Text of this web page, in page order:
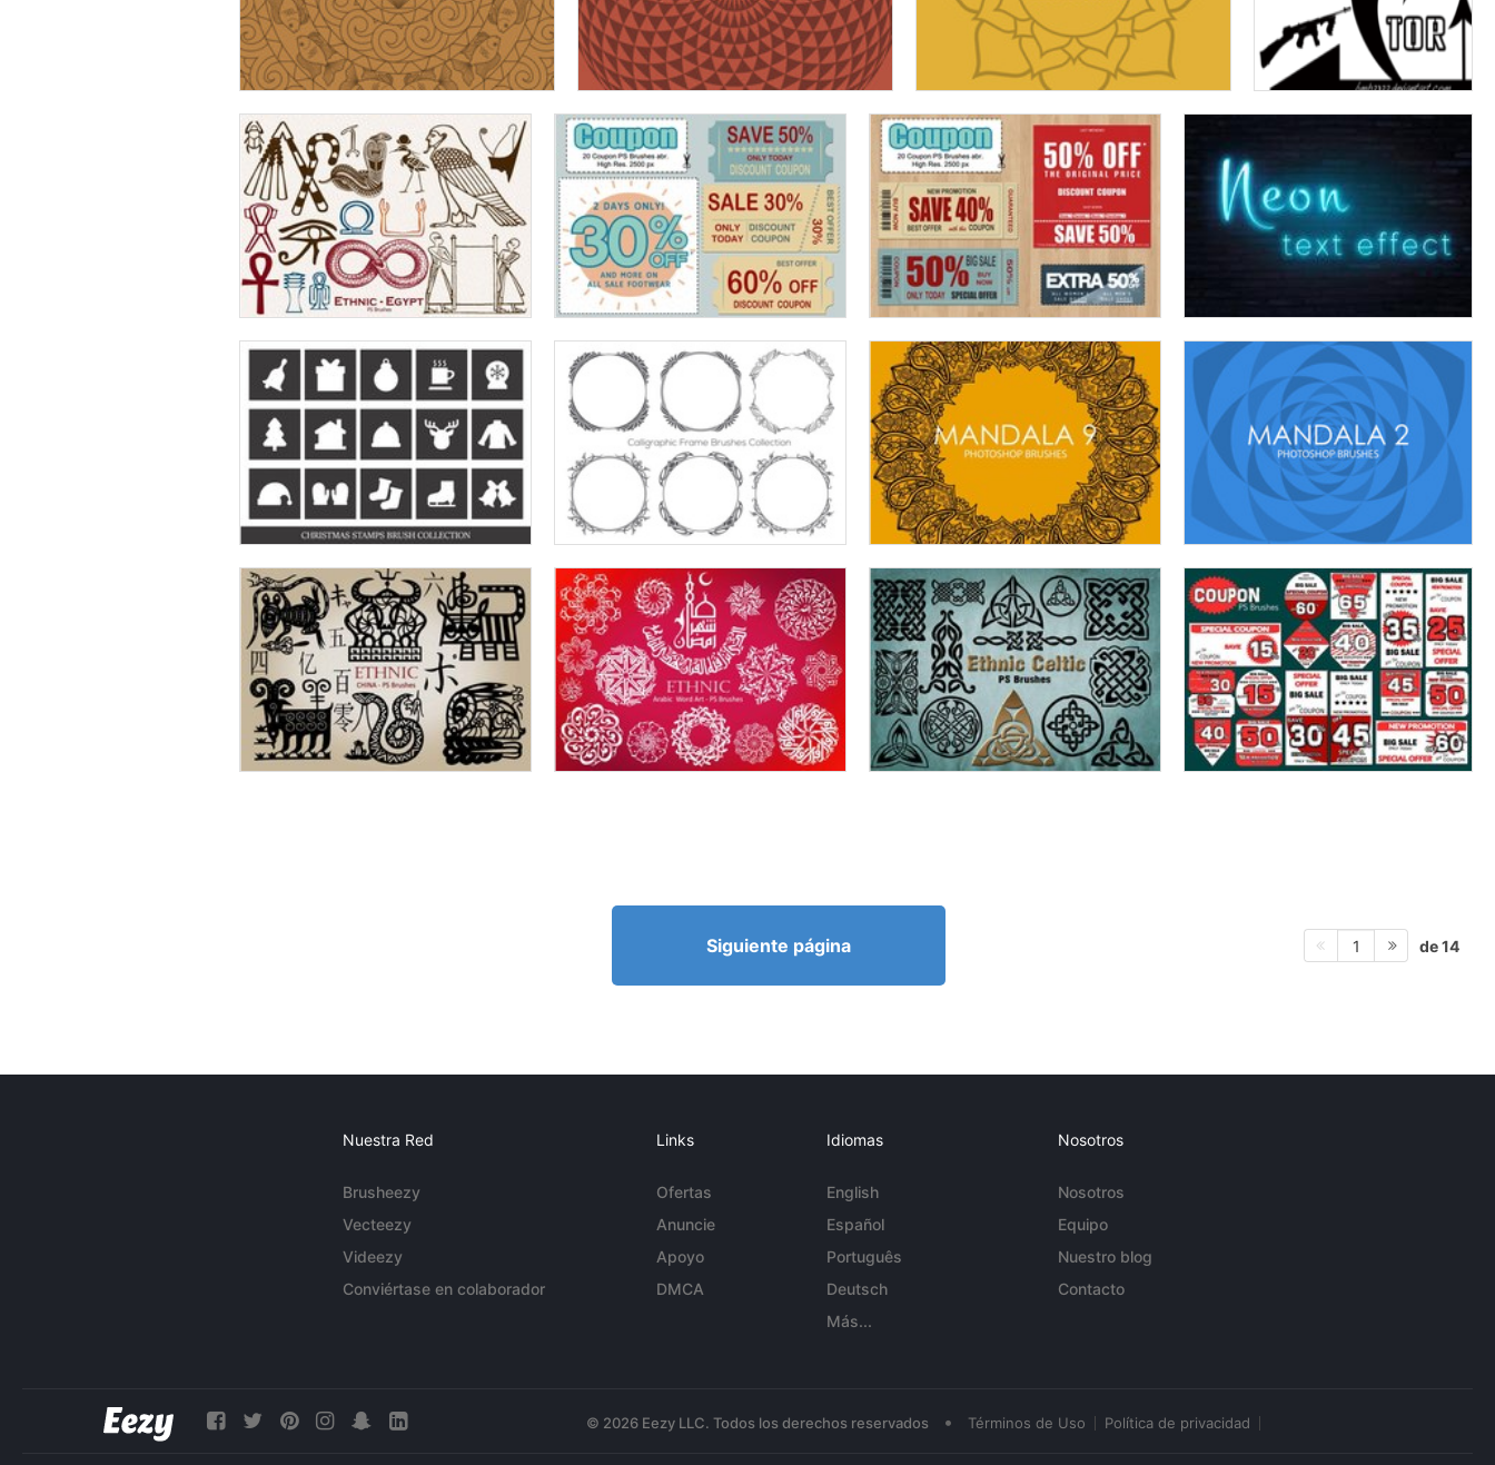
Siguiente página 1 de 14
Nuestra Red
Brusheezy
Vecteezy
Videezy
Conviértase en colaborador
Links
Ofertas
Anuncie
Apoyo
DMCA
Idiomas
English
Español
Português
Deutsch
Más...
Nosotros
Nosotros
Equipo
Nuestro blog
Contacto
© 2026 Eezy LLC. Todos los derechos reservados • Términos de Uso Política de privacidad